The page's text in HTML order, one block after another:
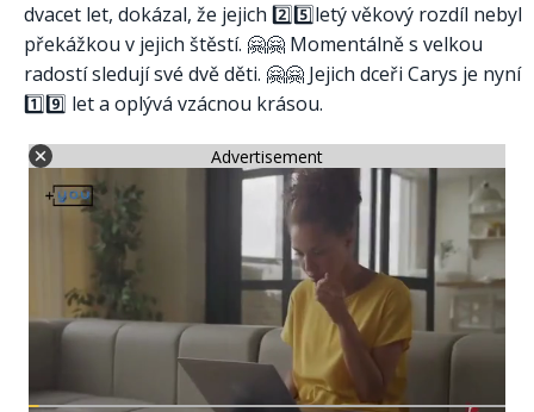
dvacet let, dokázal, že jejich 2️⃣5️⃣letý věkový rozdíl nebyl
překážkou v jejich štěstí. 🤗🤗 Momentálně s velkou
radostí sledují své dvě děti. 🤗🤗 Jejich dceři Carys je nyní
1️⃣9️⃣ let a oplývá vzácnou krásou.
Advertisement